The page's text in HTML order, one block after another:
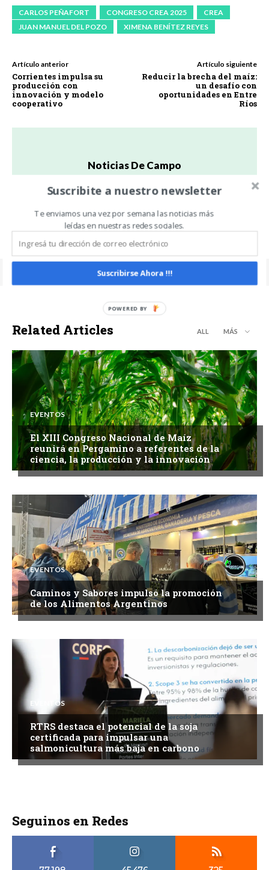
CARLOS PEÑAFORT CONGRESO CREA 2025
CREA
JUAN MANUEL DEL POZO
XIMENA BENÍTEZ REYES
Artículo anterior
Corrientes impulsa su
producción con
innovación y modelo
cooperativo
Artículo siguiente
Reducir la brecha del maíz:
un desafío con
oportunidades en Entre
Ríos
Noticias De Campo
Todas las Noticias de Campo en un sólo lugar.
Related Articles ALL MÁS
EVENTOS
El XIII Congreso Nacional de Maíz
reunirá en Pergamino a referentes de la
ciencia, la producción y la innovación
EVENTOS
Caminos y Sabores impulsó la promoción
de los Alimentos Argentinos
EVENTOS
RTRS destaca el potencial de la soja
certificada para impulsar una
salmonicultura más baja en carbono
Seguinos en Redes
Suscribite a nuestro newsletter
Te enviamos una vez por semana las noticias más
leídas en nuestras redes sociales.
Suscribirse Ahora !!!